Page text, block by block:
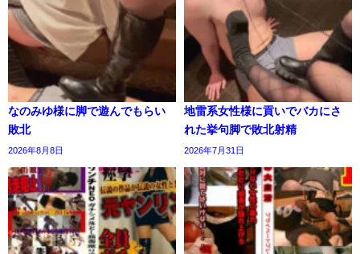
なのみゆ様に脚で遊んでもらい
敗北
2026年8月8日
地雷系女性様に貢いでバカにさ
れた挙句脚で敗北射精
2026年7月31日